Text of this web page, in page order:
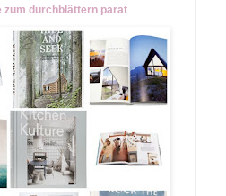
zum durchblättern parat